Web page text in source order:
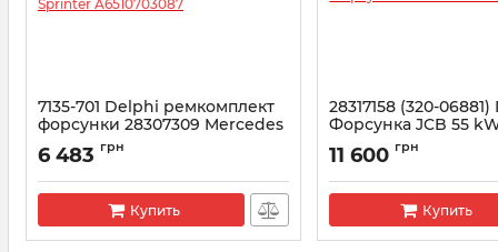
7135-701 Delphi ремкомплект
форсунки 28307309 Mercedes
Sprinter A6510703087
Артикул:
6 483 грн
Купить
28317158 (320-
Форсунка JCB 55
Артикул: 28317158
11 600 грн
Купить